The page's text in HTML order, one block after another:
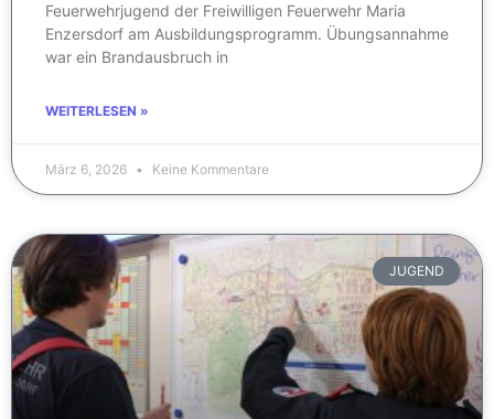
Feuerwehrjugend der Freiwilligen Feuerwehr Maria
Enzersdorf am Ausbildungsprogramm. Übungsannahme
war ein Brandausbruch in
WEITERLESEN »
März 6, 2026 Keine Kommentare
JUGEND